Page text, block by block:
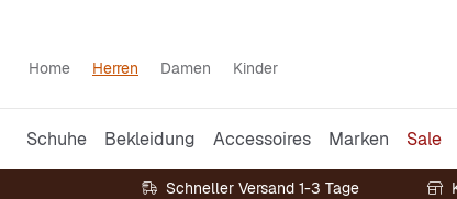
Home Herren Damen Kinder
Schuhe Bekleidung Accessoires Marken Sale
Schneller Versand 1-3 Tage